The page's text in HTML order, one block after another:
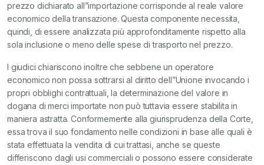
prezzo dichiarato all”importazione corrisponde al reale valore
economico della transazione. Questa componente necessita,
quindi, di essere analizzata più approfonditamente rispetto alla
sola inclusione o meno delle spese di trasporto nel prezzo.
I giudici chiariscono inoltre che sebbene un operatore
economico non possa sottrarsi al diritto dell”Unione invocando i
propri obblighi contrattuali, la determinazione del valore in
dogana di merci importate non può tuttavia essere stabilita in
maniera astratta. Conformemente alla giurisprudenza della Corte,
essa trova il suo fondamento nelle condizioni in base alle quali è
stata effettuata la vendita di cui trattasi, anche se queste
differiscono dagli usi commerciali o possono essere considerate